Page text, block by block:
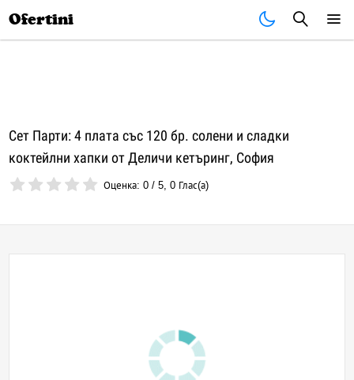
Ofertini
Сет Парти: 4 плата със 120 бр. солени и сладки
коктейлни хапки от Деличи кетъринг, София
Оценка:0 /5,0 Глас(а)